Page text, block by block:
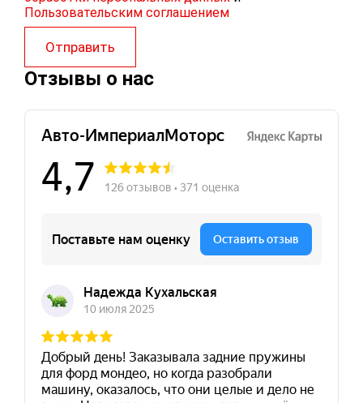
Пользовательским соглашением
Отправить
Отзывы о нас